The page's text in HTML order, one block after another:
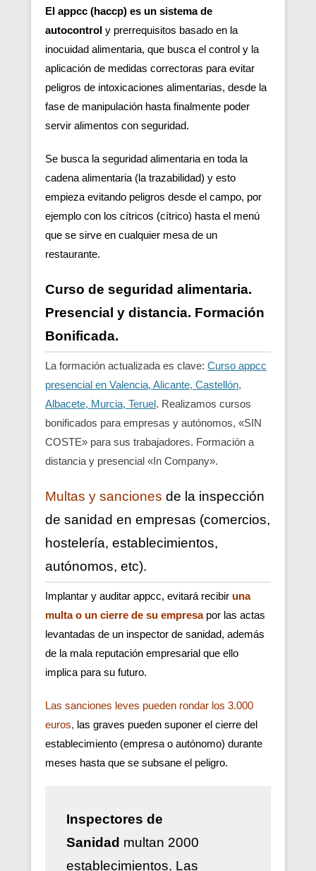
El appcc (haccp) es un sistema de
autocontrol y prerrequisitos basado en la
inocuidad alimentaria, que busca el control y la
aplicación de medidas correctoras para evitar
peligros de intoxicaciones alimentarias, desde la
fase de manipulación hasta finalmente poder
servir alimentos con seguridad.
Se busca la seguridad alimentaria en toda la
cadena alimentaria (la trazabilidad) y esto
empieza evitando peligros desde el campo, por
ejemplo con los cítricos (cítrico) hasta el menú
que se sirve en cualquier mesa de un
restaurante.
Curso de seguridad alimentaria.
Presencial y distancia. Formación
Bonificada.
La formación actualizada es clave: Curso appcc
presencial en Valencia, Alicante, Castellón,
Albacete, Murcia, Teruel. Realizamos cursos
bonificados para empresas y autónomos, «SIN
COSTE» para sus trabajadores. Formación a
distancia y presencial «In Company».
Multas y sanciones de la inspección
de sanidad en empresas (comercios,
hostelería, establecimientos,
autónomos, etc).
Implantar y auditar appcc, evitará recibir una
multa o un cierre de su empresa por las actas
levantadas de un inspector de sanidad, además
de la mala reputación empresarial que ello
implica para su futuro.
Las sanciones leves pueden rondar los 3.000
euros, las graves pueden suponer el cierre del
establecimiento (empresa o autónomo) durante
meses hasta que se subsane el peligro.
Inspectores de
Sanidad multan 2000
establecimientos. Las